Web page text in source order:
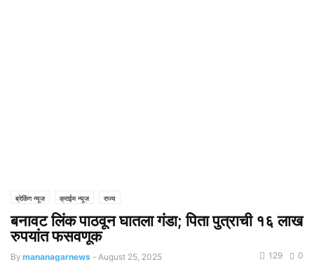
ब्रेकिंग न्यूज क्राईम न्यूज राज्य
बनावट लिंक पाठवून घातला गंडा; पिता पुत्राची १६ लाख
रुपयांत फसवणूक
By mananagarnews - August 25, 2025 0
129